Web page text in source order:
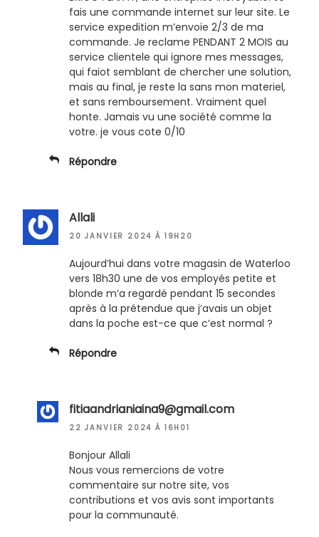
fais une commande internet sur leur site. Le
service expedition m’envoie 2/3 de ma
commande. Je reclame PENDANT 2 MOIS au
service clientele qui ignore mes messages,
qui faiot semblant de chercher une solution,
mais au final, je reste la sans mon materiel,
et sans remboursement. Vraiment quel
honte. Jamais vu une société comme la
votre. je vous cote 0/10
Répondre
Allali
20 JANVIER 2024 À 19H20
Aujourd’hui dans votre magasin de Waterloo
vers 18h30 une de vos employés petite et
blonde m’a regardé pendant 15 secondes
après à la prétendue que j’avais un objet
dans la poche est-ce que c’est normal ?
Répondre
fitiaandrianiaina9@gmail.com
22 JANVIER 2024 À 16H01
Bonjour Allali
Nous vous remercions de votre
commentaire sur notre site, vos
contributions et vos avis sont importants
pour la communauté.